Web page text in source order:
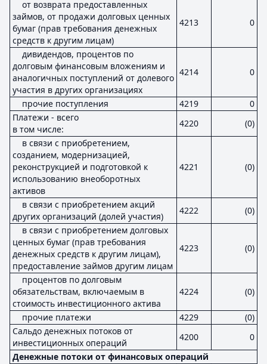
от возврата предоставленных
займов, от продажи долговых ценных
бумаг (прав требования денежных
средств к другим лицам)
4213 0
дивидендов, процентов по
долговым финансовым вложениям и
аналогичных поступлений от долевого
участия в других организациях
4214 0
прочие поступления 4219
0
Платежи - всего
в том числе:
4220
(0)
в связи с приобретением,
созданием, модернизацией,
реконструкцией и подготовкой к
использованию внеоборотных
активов
4221 (0)
в связи с приобретением акций
других организаций (долей участия)
4222
(0)
в связи с приобретением долговых
ценных бумаг (прав требования
денежных средств к другим лицам),
предоставление займов другим лицам
4223 (0)
процентов по долговым
обязательствам, включаемым в
стоимость инвестиционного актива
4224 (0)
прочие платежи 4229
(0)
Сальдо денежных потоков от
инвестиционных операций
4200
0
Денежные потоки от финансовых операций